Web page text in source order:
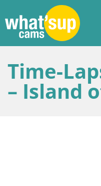
Time-
– Island